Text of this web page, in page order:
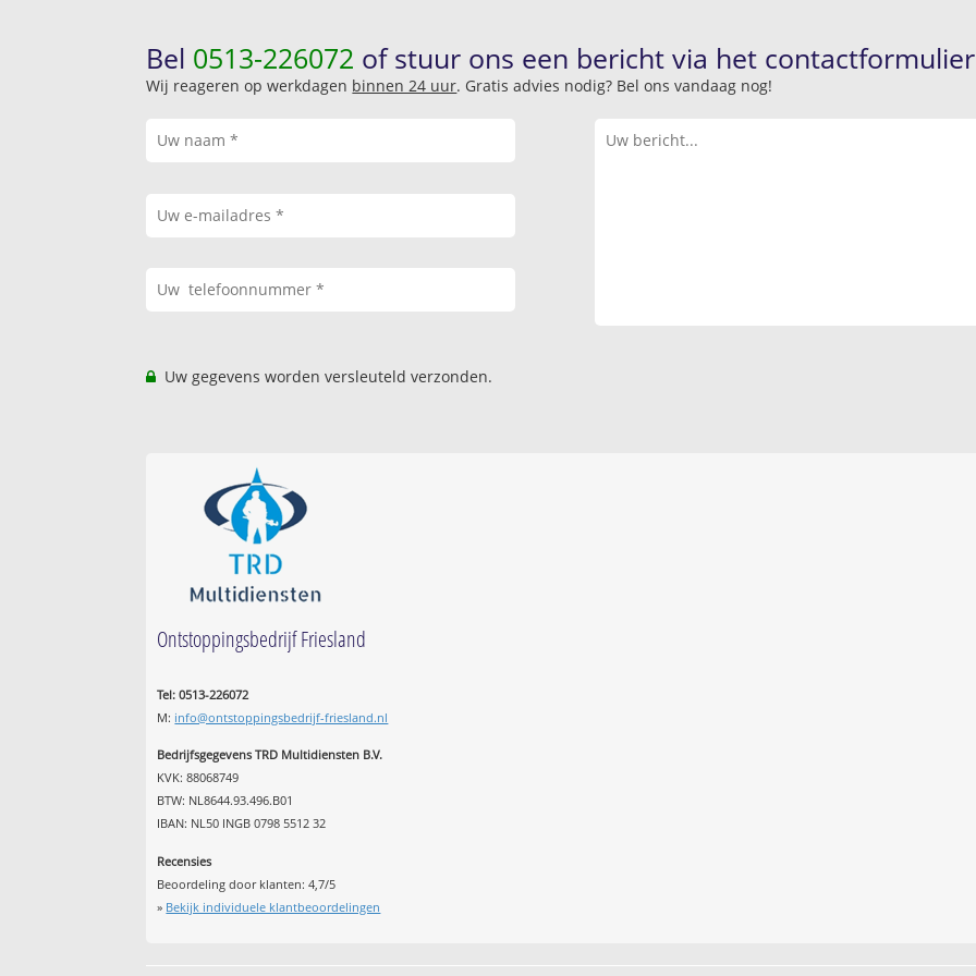
Bel 0513-226072 of stuur ons een bericht via het
Wij reageren op werkdagen binnen 24 uur. Gratis advies nodig? Bel ons vandaag nog!
Uw gegevens worden versleuteld verzonden.
Ontstoppingsbedrijf Friesland
Tel: 0513-226072
M: info@ontstoppingsbedrijf-friesland.nl
Bedrijfsgegevens TRD Multidiensten B.V.
KVK: 88068749
BTW: NL8644.93.496.B01
IBAN: NL50 INGB 0798 5512 32
Recensies
Beoordeling door klanten:4,7/5
» Bekijk individuele klantbeoordelingen